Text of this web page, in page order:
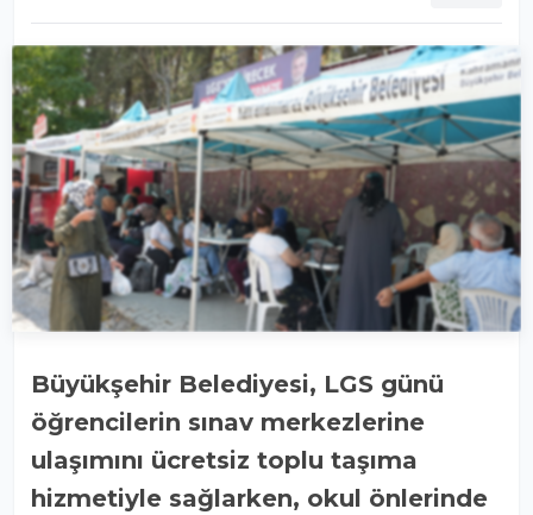
Büyükşehir Belediyesi, LGS günü
öğrencilerin sınav merkezlerine
ulaşımını ücretsiz toplu taşıma
hizmetiyle sağlarken, okul önlerinde